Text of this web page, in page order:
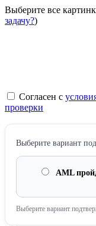
Выберите все
задачу?)
Согласен с
проверки
Выберите вариант
AML
Выберите вариант